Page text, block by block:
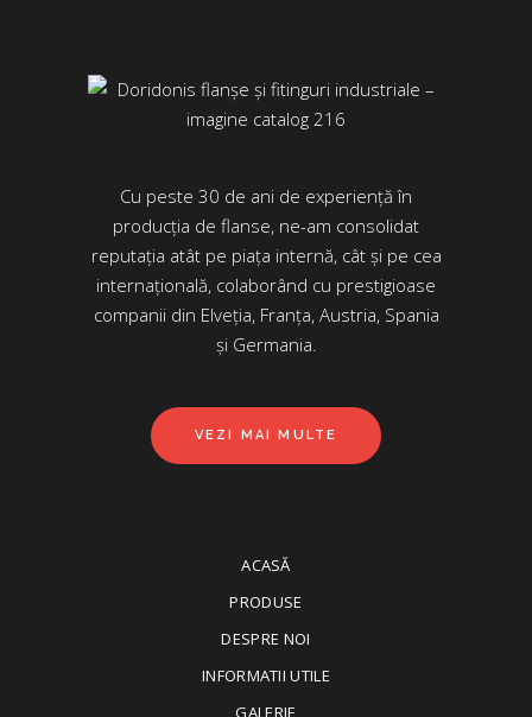
Cu peste 30 de ani de experiență în
producția de flanse, ne-am consolidat
reputația atât pe piața internă, cât și pe cea
internațională, colaborând cu prestigioase
companii din Elveția, Franța, Austria, Spania
și Germania.
VEZI MAI MULTE
ACASĂ
PRODUSE
DESPRE NOI
INFORMATII UTILE
GALERIE